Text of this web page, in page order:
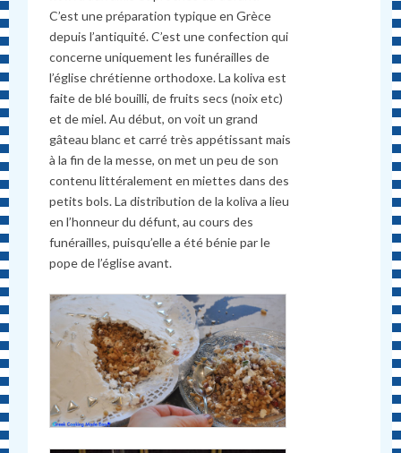
C’est une préparation typique en Grèce
depuis l’antiquité. C’est une confection qui
concerne uniquement les funérailles de
l’église chrétienne orthodoxe. La koliva est
faite de blé bouilli, de fruits secs (noix etc)
et de miel. Au début, on voit un grand
gâteau blanc et carré très appétissant mais
à la fin de la messe, on met un peu de son
contenu littéralement en miettes dans des
petits bols. La distribution de la koliva a lieu
en l’honneur du défunt, au cours des
funérailles, puisqu’elle a été bénie par le
pope de l’église avant.